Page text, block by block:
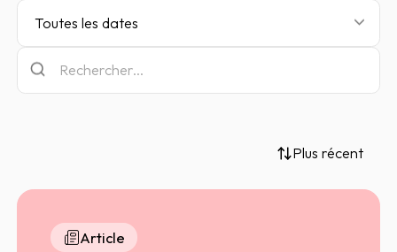
Toutes les dates
Plus récent
Article